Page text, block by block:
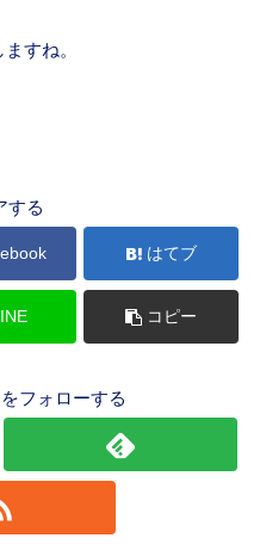
すね。
する
はてブ
コピー
フォローする